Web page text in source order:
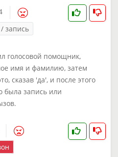
запись
голосовой помощник,
имя и фамилию, затем
сказав 'да', и после этого
была запись или